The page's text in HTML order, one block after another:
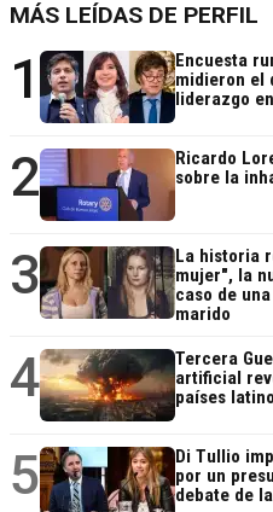
MÁS LEÍDAS DE PERFIL
1
Encuesta
midieron el
liderazgo
2
Ricardo
sobre la
3
La historia
mujer", la
caso de
marido
4
Tercera
artificial
países
5
Di Tullio
por un
debate de